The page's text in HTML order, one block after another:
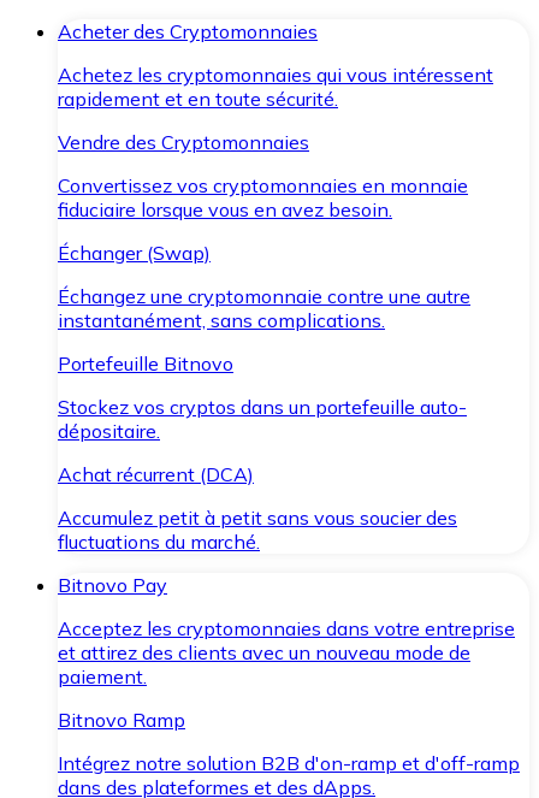
Acheter des Cryptomonnaies
Achetez les cryptomonnaies qui vous intéressent
rapidement et en toute sécurité.
Vendre des Cryptomonnaies
Convertissez vos cryptomonnaies en monnaie
fiduciaire lorsque vous en avez besoin.
Échanger (Swap)
Échangez une cryptomonnaie contre une autre
instantanément, sans complications.
Portefeuille Bitnovo
Stockez vos cryptos dans un portefeuille auto-
dépositaire.
Achat récurrent (DCA)
Accumulez petit à petit sans vous soucier des
fluctuations du marché.
Bitnovo Pay
Acceptez les cryptomonnaies dans votre entreprise
et attirez des clients avec un nouveau mode de
paiement.
Bitnovo Ramp
Intégrez notre solution B2B d'on-ramp et d'off-ramp
dans des plateformes et des dApps.